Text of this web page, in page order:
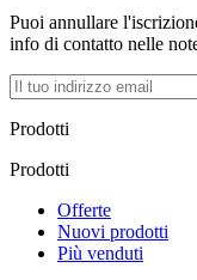
Puoi annullare
info di contatto nelle
Prodotti
Prodotti
Offerte
Nuovi prodotti
Più venduti